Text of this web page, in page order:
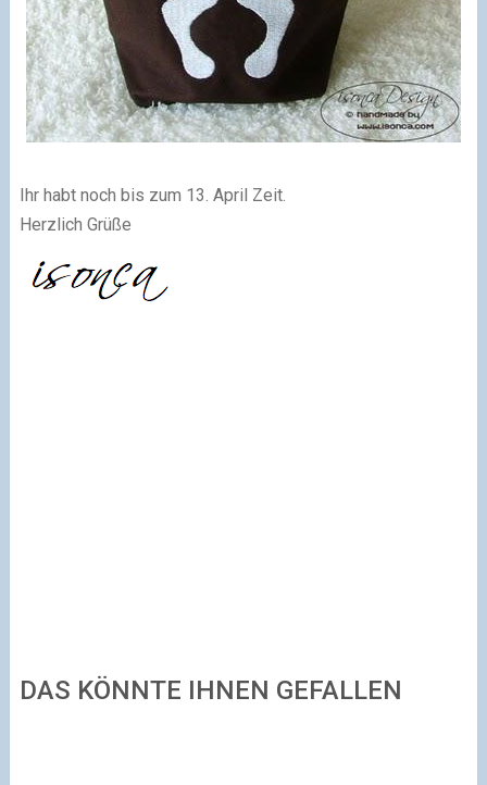
Ihr habt noch bis zum 13. April Zeit.
Herzlich Grüße
DAS KÖNNTE IHNEN GEFALLEN